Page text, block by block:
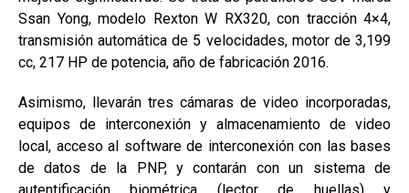
Ssan Yong, modelo Rexton W RX320, con tracción 4×4,
transmisión automática de 5 velocidades, motor de 3,199
cc, 217 HP de potencia, año de fabricación 2016.
Asimismo, llevarán tres cámaras de video incorporadas,
equipos de interconexión y almacenamiento de video
local, acceso al software de interconexión con las bases
de datos de la PNP, y contarán con un sistema de